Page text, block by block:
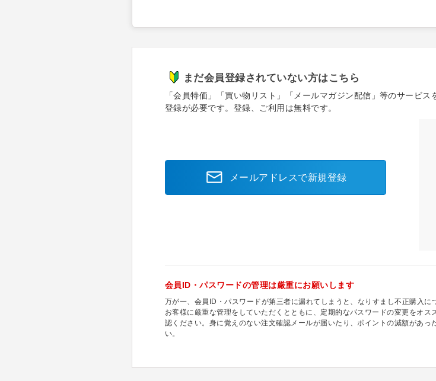
まだ会員登録されていない方はこちら
「会員特価」「買い物リスト」「メールマガジン配信」等のサービ
登録が必要です。登録、ご利用は無料です。
メールアドレスで新規登録
会員ID・パスワードの管理は厳重にお願いします
万が一、会員ID・パスワードが第三者に漏れてしまうと、なりすまし不正購入に
お客様に厳重な管理をしていただくとともに、定期的なパスワードの変更をオス
認ください。身に覚えのない注文確認メールが届いたり、ポイントの減額があ
い。